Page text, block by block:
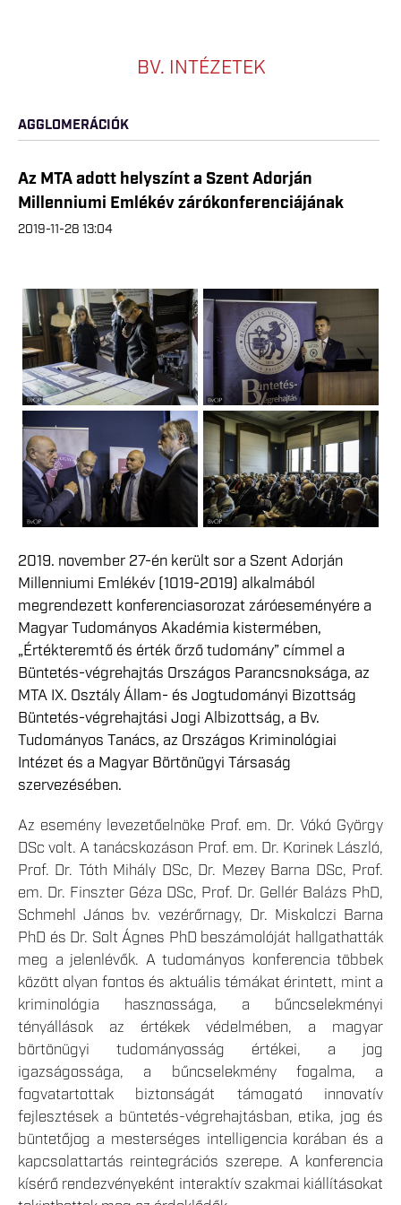
BV. INTÉZETEK
AGGLOMERÁCIÓK
Az MTA adott helyszínt a Szent Adorján
Millenniumi Emlékév zárókonferenciájának
2019-11-28 13:04
2019. november 27-én került sor a Szent Adorján
Millenniumi Emlékév (1019-2019) alkalmából
megrendezett konferenciasorozat záróeseményére a
Magyar Tudományos Akadémia kistermében,
„Értékteremtő és érték őrző tudomány” címmel a
Büntetés-végrehajtás Országos Parancsnoksága, az
MTA IX. Osztály Állam- és Jogtudományi Bizottság
Büntetés-végrehajtási Jogi Albizottság, a Bv.
Tudományos Tanács, az Országos Kriminológiai
Intézet és a Magyar Börtönügyi Társaság
szervezésében.
Az esemény levezetőelnöke Prof. em. Dr. Vókó György
DSc volt. A tanácskozáson Prof. em. Dr. Korinek László,
Prof. Dr. Tóth Mihály DSc, Dr. Mezey Barna DSc, Prof.
em. Dr. Finszter Géza DSc, Prof. Dr. Gellér Balázs PhD,
Schmehl János bv. vezérőrnagy, Dr. Miskolczi Barna
PhD és Dr. Solt Ágnes PhD beszámolóját hallgathatták
meg a jelenlévők. A tudományos konferencia többek
között olyan fontos és aktuális témákat érintett, mint a
kriminológia hasznossága, a bűncselekményi
tényállások az értékek védelmében, a magyar
börtönügyi tudományosság értékei, a jog
igazságossága, a bűncselekmény fogalma, a
fogvatartottak biztonságát támogató innovatív
fejlesztések a büntetés-végrehajtásban, etika, jog és
büntetőjog a mesterséges intelligencia korában és a
kapcsolattartás reintegrációs szerepe. A konferencia
kísérő rendezvényeként interaktív szakmai kiállításokat